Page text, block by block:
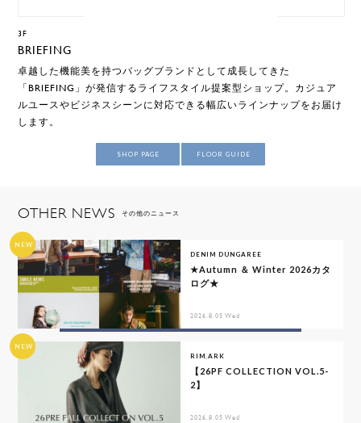
3F
BRIEFING
卓越した機能美を持つバッグブランドとして成長してきた
「BRIEFING」が発信するライフスタイル提案型ショップ。カジュア
ルユースやビジネスシーンに対応できる幅広いラインナップをお届け
します。
SHOP PAGE FLOOR GUIDE
OTHER NEWS その他のニュース
NEW
DENIM DUNGAREE
★Autumn ＆ Winter 2026カタ
ログ★
2026.8.05 Wed
NEW
RIM.ARK
【26PF COLLECTION VOL.5-
2】
2026.8.05 Wed